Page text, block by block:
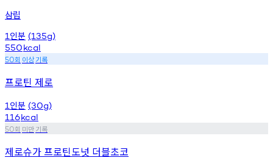
삼립
1 인분 (135g)
550kcal
50회 이상기록
프로틴 제로
1 인분 (30g)
116kcal
50회 미만기록
제로슈가 프로틴도넛 더블초코